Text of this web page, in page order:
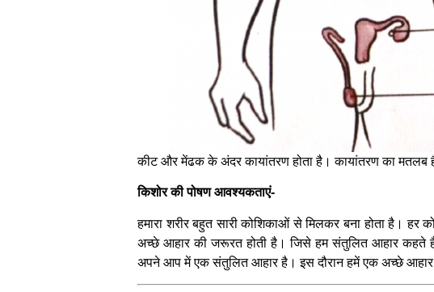
कीट और मेंढक के अंदर कायांतरण होता है। कायांतरण का मतलब
किशोर की पोषण आवश्यकताएं-
हमारा शरीर बहुत सारी कोशिकाओं से मिलकर बना होता है। हर
अच्छे आहार की जरूरत होती है। जिसे हम संतुलित आहार कहते हैं।
अपने आप में एक संतुलित आहार है। इस दौरान हमें एक अच्छे आहार